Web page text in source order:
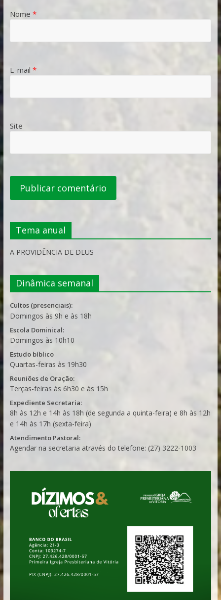
Nome *
E-mail *
Site
Tema anual
A PROVIDÊNCIA DE DEUS
Dinâmica semanal
Cultos (presenciais):
Domingos às 9h e às 18h
Escola Dominical:
Domingos às 10h10
Estudo bíblico
Quartas-feiras às 19h30
Reuniões de Oração:
Terças-feiras às 6h30 e às 15h
Expediente Secretaria:
8h às 12h e 14h às 18h (de segunda a quinta-feira) e 8h às 12h
e 14h às 17h (sexta-feira)
Atendimento Pastoral:
Agendar na secretaria através do telefone: (27) 3222-1003